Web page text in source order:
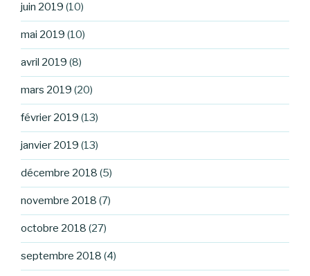
juin 2019 (10)
mai 2019 (10)
avril 2019 (8)
mars 2019 (20)
février 2019 (13)
janvier 2019 (13)
décembre 2018 (5)
novembre 2018 (7)
octobre 2018 (27)
septembre 2018 (4)